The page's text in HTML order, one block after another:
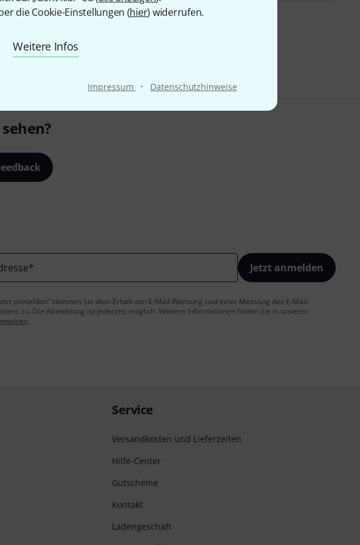
die Cookie-Einstellungen (hier) widerrufen.
Weitere Infos
Impressum · Datenschutzhinweise
Alle Preise inkl. MwSt.
* Jetzt anmelden
anmelden“ stimmen Sie dem Erhalt von E-Mail-Werbung und einer Messung des E-Mail-
zu. Die Abmeldung ist jederzeit möglich. Weitere Informationen finden Sie in unseren
.
Service
Versandkosten und Lieferzeiten
Hilfe-Center
Gutscheine
Kontakt
Ladengeschäft